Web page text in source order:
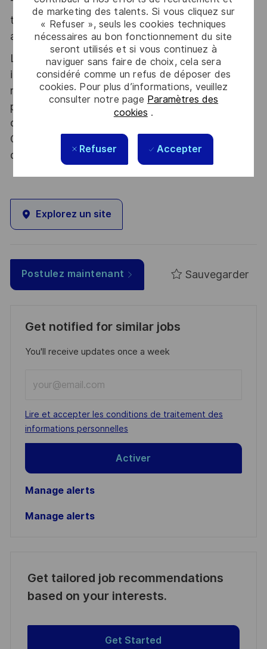
de marketing des talents. Si vous cliquez sur
« Refuser », seuls les cookies techniques
nécessaires au bon fonctionnement du site
seront utilisés et si vous continuez à
naviguer sans faire de choix, cela sera
considéré comme un refus de déposer des
cookies. Pour plus d’informations, veuillez
consulter notre page Paramètres des
cookies .
Refuser Accepter
Thales, entreprise Handi-Engagée, reconnait
tous les talents. La diversité est notre meilleur
atout. Postulez et rejoignez nous !
Le poste pouvant nécessiter d'accéder à des
informations relevant du secret de la défense
nationale, la personne retenue fera l'objet d'une
procédure d’habilitation, conformément aux
dispositions des articles R.2311-1 et suivants du
Code de la défense et de l’IGI 1300 SGDSN/PSE
du 09 août 2021.
Explorez un site
Postulez maintenant Sauvegarder
Get notified for similar jobs
You'll receive updates once a week
Email
address
(Required)
Required
Lire et accepter les conditions de traitement des
informations personnelles
Activer
Manage alerts
Manage alerts
Get tailored job recommendations
based on your interests.
Get Started